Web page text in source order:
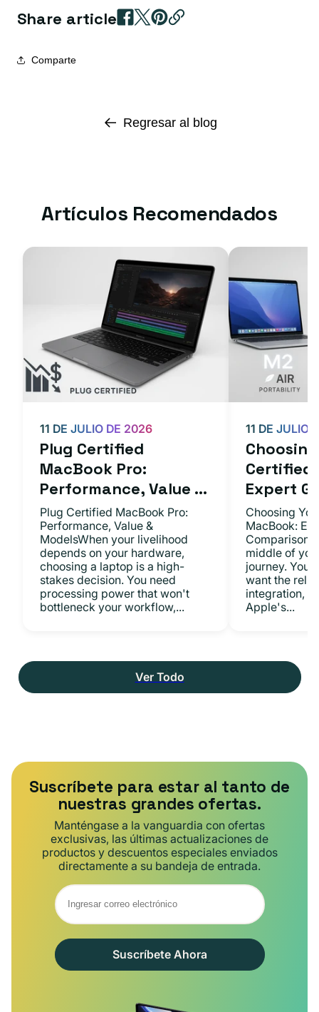
Share article
Comparte
Regresar al blog
Artículos Recomendados
Plug Certified
MacBook Pro:
Performance, Value ...
11 DE JULIO DE 2026
Plug Certified MacBook Pro:
Performance, Value &
ModelsWhen your livelihood
depends on your hardware,
choosing a laptop is a high-
stakes decision. You need
processing power that won't
bottleneck your workflow,...
Certified
Expert
11 DE JULIO
Choosing
MacBook:
middle of
journey. You
want the
integration,
Apple's...
Ver Todo
Suscríbete para estar al tanto de
nuestras grandes ofertas.
Manténgase a la vanguardia con ofertas
exclusivas, las últimas actualizaciones de
productos y descuentos especiales enviados
directamente a su bandeja de entrada.
Suscríbete Ahora